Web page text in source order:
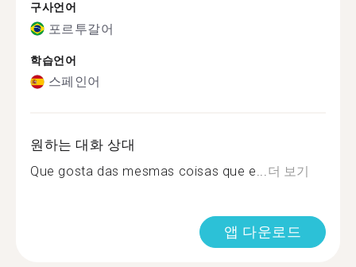
구사언어
포르투갈어
학습언어
스페인어
원하는 대화 상대
Que gosta das mesmas coisas que e...더 보기
앱 다운로드